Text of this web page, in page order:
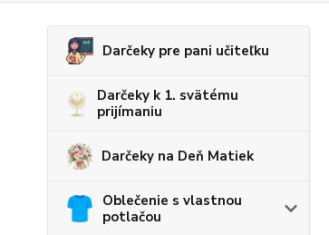
Darčeky pre pani učiteľku
Darčeky k 1. svätému
prijímaniu
Darčeky na Deň Matiek
Oblečenie s vlastnou
potlačou